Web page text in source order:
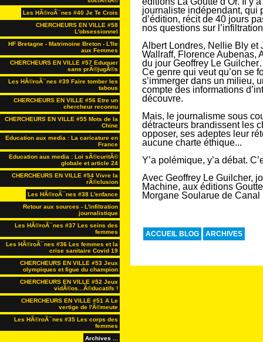
Les HÃ©roÃ¯nes #40 Je Te Crois
CHERCHEURS EN VILLE #58
L'obsessionnel
HF Bretagne - Matrimoine Breton - L'Ile
aux Femmes
CHERCHEURS EN VILLE #57 Eduquer
sans prÃ©jugÃ©s
Les HÃ©roÃ¯nes #39 Faire tomber les
tabous
CHERCHEURS EN VILLE #56 Etre un
chercheur reconnu
CHERCHEURS EN VILLE #55 Mots de la
Chine
Education aux media : La caricature en
France
Education aux media : Loi sÃ©curitÃ©
globale et article 24
CHERCHEURS EN VILLE #54 Vivre la
rÃ©clusion
Les HÃ©roÃ¯nes #38 L'enfance
Retour aux sources - L'infiltration
journalistique
Les HÃ©roÃ¯nes #37 Les seins des
femmes
Les HÃ©roÃ¯nes #36 Les femmes et la
crise sanitaire Covid 19
CHERCHEURS EN VILLE #53 Jeux
olympiques et figue du champion
CHERCHEURS EN VILLE #52 Jeux
vidÃ©os...Ã©ducatifs !
CHERCHEURS EN VILLE #51 A Le
vertige de l'Ã©meute
Les HÃ©roÃ¯nes #35 Les corps des
femmes
Archives ...
journaliste indépendant, qui
d’édition, récit de 40 jours
nos questions sur
Albert Londres, Nellie Bly et
Wallraff, Florence Aubenas,
du jour Geoffrey Le
Ce genre qui veut qu’on se
s’immerger dans un milieu,
compte des informations
découvre.
Mais, le journalisme sous
détracteurs brandissent les
opposer, ses adeptes leur
aucune charte éthique...
Y’a polémique, y’a débat.
Avec Geoffrey Le Guilcher,
Machine, aux éditions
Morgane Soularue de Canal
ACCUEIL BLOG ARCHIVES